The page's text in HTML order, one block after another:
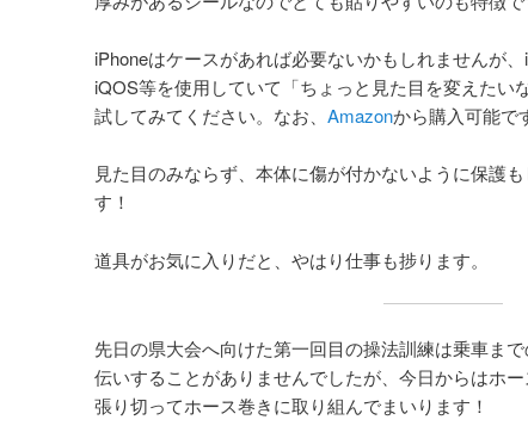
iPhoneはケースがあれば必要ないかもしれませんが、
iQOS等を使用していて「ちょっと見た目を変えたい
試してみてください。なお、 Amazonから購入可能で
見た目のみならず、本体に傷が付かないように保護
す！
道具がお気に入りだと、やはり仕事も捗ります。
先日の県大会へ向けた第一回目の操法訓練は乗車ま
伝いすることがありませんでしたが、今日からはホ
張り切ってホース巻きに取り組んでまいります！